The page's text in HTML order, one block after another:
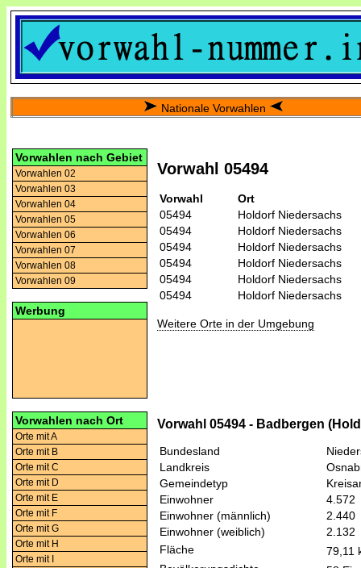
Nationale Vorwahlen
Vorwahlen nach Gebiet
Vorwahlen 02
Vorwahlen 03
Vorwahlen 04
Vorwahlen 05
Vorwahlen 06
Vorwahlen 07
Vorwahlen 08
Vorwahlen 09
Werbung
Vorwahlen nach Ort
Orte mit A
Orte mit B
Orte mit C
Orte mit D
Orte mit E
Orte mit F
Orte mit G
Orte mit H
Orte mit I
Vorwahl 05494
Vorwahl
Ort
05494
Holdorf Niedersachs
05494
Holdorf Niedersachs
05494
Holdorf Niedersachs
05494
Holdorf Niedersachs
05494
Holdorf Niedersachs
05494
Holdorf Niedersachs
Weitere Orte in der Umgebung
Vorwahl 05494 - Badbergen
Bundesland
Landkreis
Gemeindetyp
Einwohner
4.572
Einwohner (männlich)
2.440
Einwohner (weiblich)
2.132
Fläche
79,11